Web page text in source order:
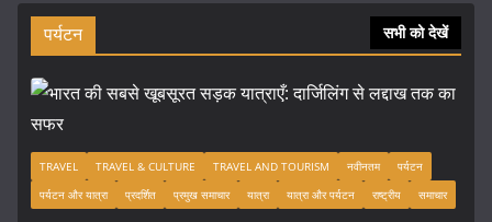
पर्यटन सभी को देखें
TRAVEL TRAVEL & CULTURE TRAVEL AND TOURISM नवीनतम
पर्यटन
पर्यटन और यात्रा
प्रदर्शित प्रमुख समाचार यात्रा यात्रा और पर्यटन राष्ट्रीय समाचार